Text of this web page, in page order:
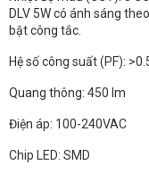
DLV 5W có ánh sáng
bật công tắc.
Hệ số công suất (PF):
Quang thông: 450 lm
Điện áp: 100-240VAC
Chip LED: SMD